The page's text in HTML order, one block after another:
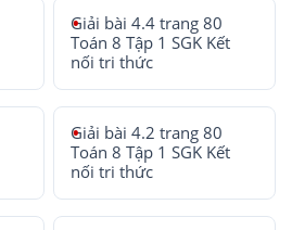
Giải bài 4.4 trang 80
Toán 8 Tập 1 SGK Kết
nối tri thức
Giải bài 4.2 trang 80
Toán 8 Tập 1 SGK Kết
nối tri thức